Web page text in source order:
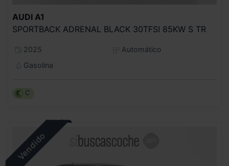
AUDI A1
SPORTBACK ADRENAL BLACK 30TFSI 85KW S TR
2025
Automático
Gasolina
C